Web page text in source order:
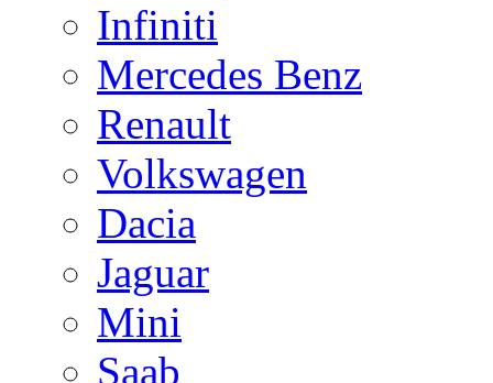
Infiniti
Mercedes Benz
Renault
Volkswagen
Dacia
Jaguar
Mini
Saab